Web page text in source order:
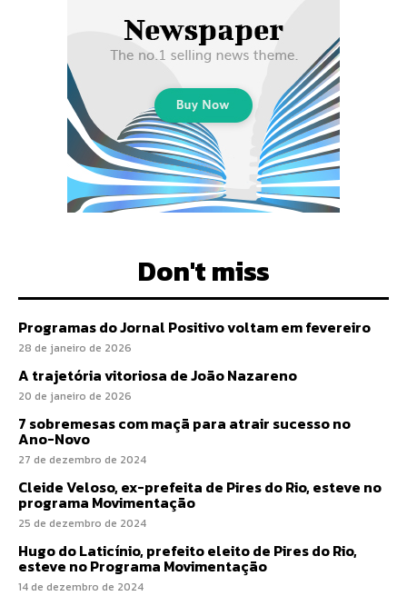
Don't miss
Programas do Jornal Positivo voltam em fevereiro
28 de janeiro de 2026
A trajetória vitoriosa de João Nazareno
20 de janeiro de 2026
7 sobremesas com maçã para atrair sucesso no
Ano-Novo
27 de dezembro de 2024
Cleide Veloso, ex-prefeita de Pires do Rio, esteve no
programa Movimentação
25 de dezembro de 2024
Hugo do Laticínio, prefeito eleito de Pires do Rio,
esteve no Programa Movimentação
14 de dezembro de 2024